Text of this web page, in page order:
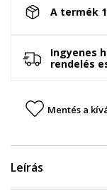
A termék
Ingyenes
rendelés
Mentés a
Leírás